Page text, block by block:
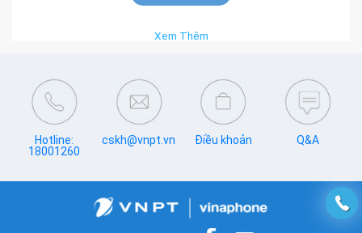
Xem Thêm
Hotline:
18001260
cskh@vnpt.vn Điều khoản Q&A